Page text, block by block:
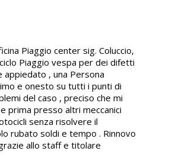
Piaggio center sig. Coluccio,
Piaggio vespa per dei difetti
appiedato , una Persona
e onesto su tutti i punti di
del caso , preciso che mi
prima presso altri meccanici
senza risolvere il
rubato soldi e tempo . Rinnovo
allo staff e titolare